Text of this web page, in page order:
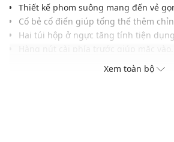
Thiết kế phom suông mang đến vẻ
Cổ bẻ cổ điển giúp tổng thể thêm
Hai túi hộp ở ngực tăng tính tiện
Chất liệu bền đẹp mang lại cảm giác
Đường may tỉ mỉ giữ phom và tăng độ
Xem toàn bộ